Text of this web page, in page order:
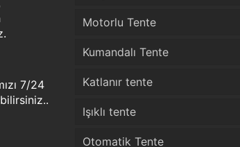
7/24
Motorlu Tente
Kumandalı Tente
Katlanır tente
Işıklı tente
Otomatik Tente